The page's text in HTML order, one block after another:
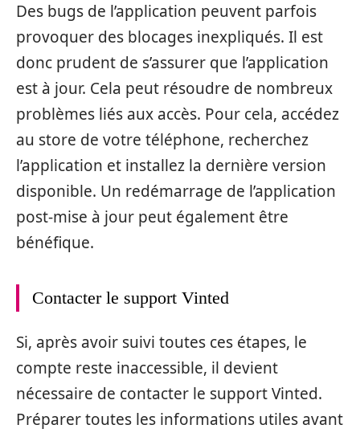
Des bugs de l’application peuvent parfois
provoquer des blocages inexpliqués. Il est
donc prudent de s’assurer que l’application
est à jour. Cela peut résoudre de nombreux
problèmes liés aux accès. Pour cela, accédez
au store de votre téléphone, recherchez
l’application et installez la dernière version
disponible. Un redémarrage de l’application
post-mise à jour peut également être
bénéfique.
Contacter le support Vinted
Si, après avoir suivi toutes ces étapes, le
compte reste inaccessible, il devient
nécessaire de contacter le support Vinted.
Préparer toutes les informations utiles avant